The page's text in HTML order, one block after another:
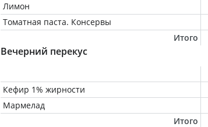
Лимон
Томатная паста. Консервы
Итого
Вечерний перекус
Кефир 1% жирности
Мармелад
Итого